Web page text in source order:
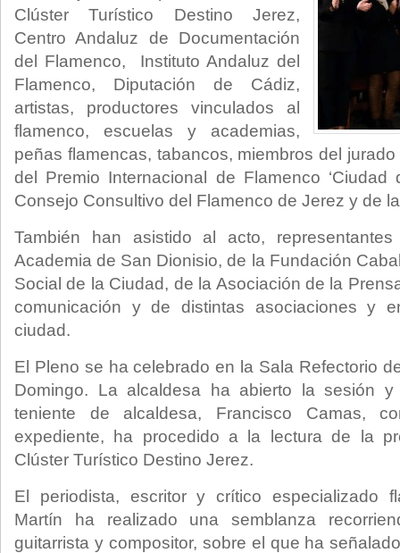
Clúster Turístico Destino Jerez,
Centro Andaluz de Documentación
del Flamenco, Instituto Andaluz del
Flamenco, Diputación de Cádiz,
artistas, productores vinculados al
flamenco, escuelas y academias,
peñas flamencas, tabancos, miembros del
del Premio Internacional de Flamenco ‘Ciudad
Consejo Consultivo del Flamenco de Jerez y de
También han asistido al acto,
Academia de San Dionisio, de la Fundación
Social de la Ciudad, de la Asociación de la
comunicación y de distintas asociaciones y
ciudad.
El Pleno se ha celebrado en la Sala Refectorio
Domingo. La alcaldesa ha abierto la sesión
teniente de alcaldesa, Francisco Camas,
expediente, ha procedido a la lectura de la
Clúster Turístico Destino Jerez.
El periodista, escritor y crítico especializado
Martín ha realizado una semblanza
guitarrista y compositor, sobre el que ha